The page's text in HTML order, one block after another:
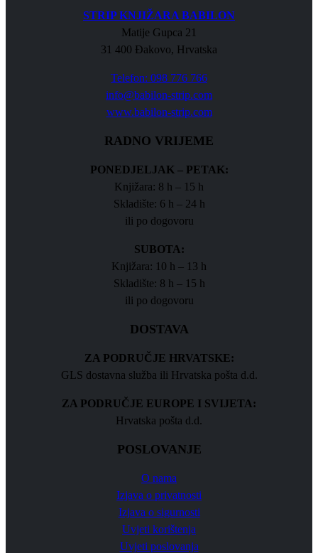
STRIP KNJIŽARA BABILON
Matije Gupca 21
31 400 Đakovo, Hrvatska
Telefon: 098 776 766
info@babilon-strip.com
www.babilon-strip.com
RADNO VRIJEME
PONEDJELJAK – PETAK:
Knjižara: 8 h – 15 h
Skladište: 6 h – 24 h
ili po dogovoru
SUBOTA:
Knjižara: 10 h – 13 h
Skladište: 8 h – 15 h
ili po dogovoru
DOSTAVA
ZA PODRUČJE HRVATSKE:
GLS dostavna služba ili Hrvatska pošta d.d.
ZA PODRUČJE EUROPE I SVIJETA:
Hrvatska pošta d.d.
POSLOVANJE
O nama
Izjava o privatnosti
Izjava o sigurnosti
Uvjeti korištenja
Uvjeti poslovanja